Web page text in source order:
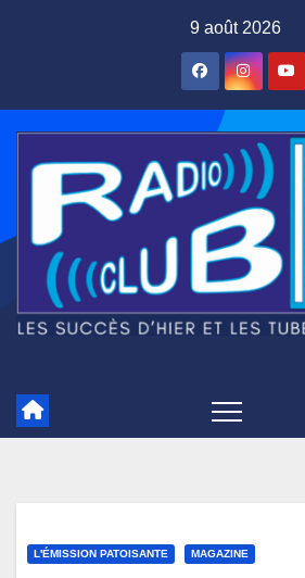
9 août 2026
L'ÉMISSION PATOISANTE MAGAZINE